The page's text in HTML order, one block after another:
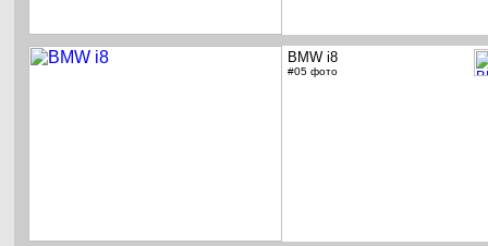
BMW i8
#05 фото